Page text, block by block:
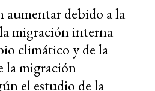
debido a la
migración interna
climático y de la
la migración
el estudio de la